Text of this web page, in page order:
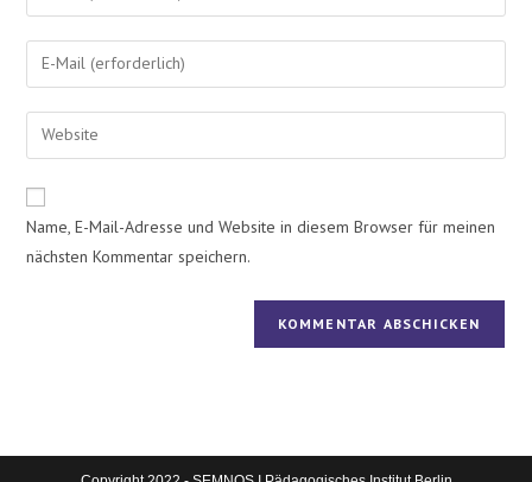
Name, E-Mail-Adresse und Website in diesem Browser für meinen
nächsten Kommentar speichern.